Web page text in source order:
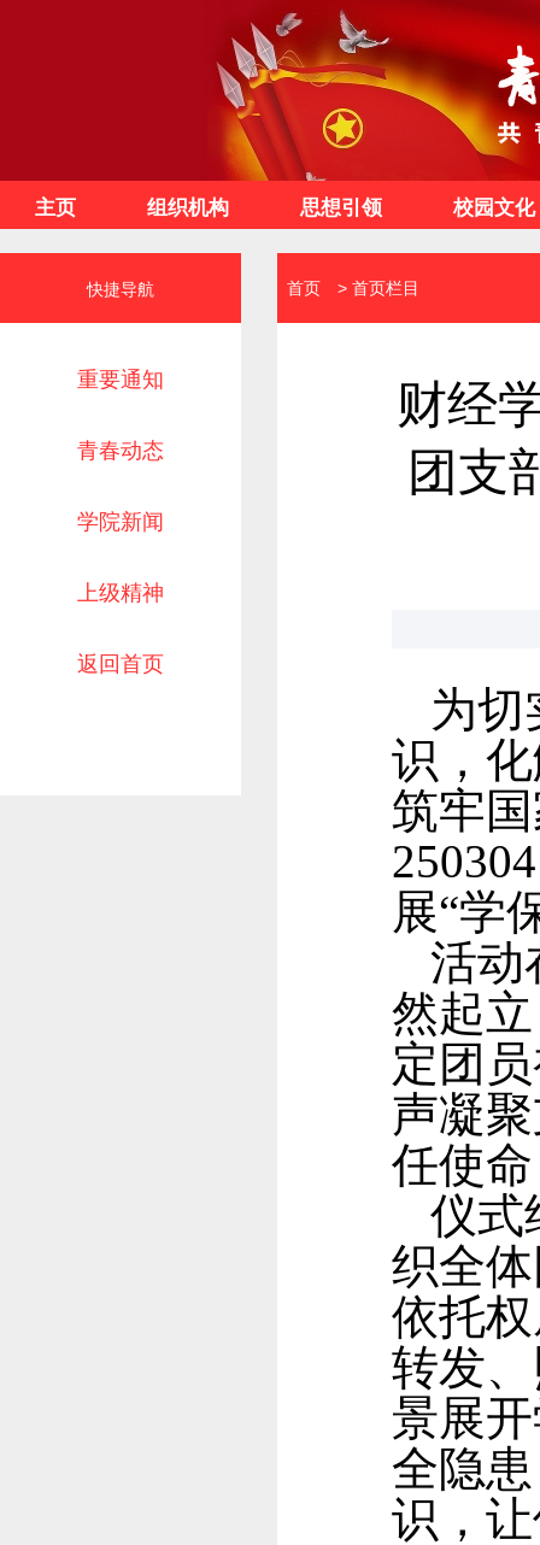
主页 组织机构 思想引领 校园文化
快捷导航
重要通知
青春动态
学院新闻
上级精神
返回首页
首页 > 首页栏目
财经
团支
为切
识，
筑牢
展“学
活动
然起
定团
声凝
任使
仪式
织全
依托
转发
景展
全隐
识，